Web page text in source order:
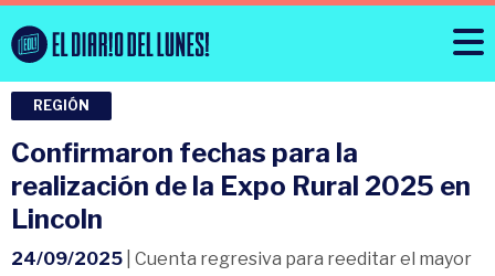
REGIÓN
Confirmaron fechas para la
realización de la Expo Rural 2025 en
Lincoln
24/09/2025 | Cuenta regresiva para reeditar el mayor